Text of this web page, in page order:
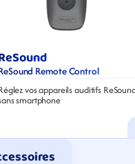
Remote Control
vos appareils auditifs
smartphone